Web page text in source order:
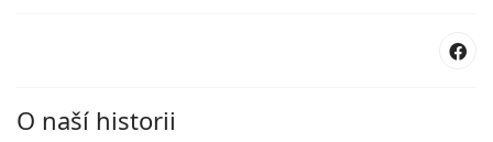
O naší historii